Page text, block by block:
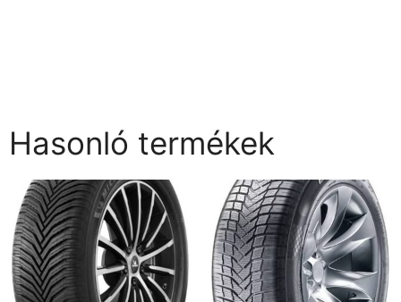
Hasonló termékek